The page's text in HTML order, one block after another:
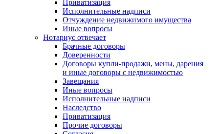
Приватизация
Исполнительные надписи
Отчуждение недвижимого имущества
Иные вопросы
Нотариус отвечает
Брачные договоры
Доверенности
Договоры купли-продажи, мены, дарения
и иные договоры с недвижимостью
Завещания
Иные вопросы
Исполнительные надписи
Наследство
Приватизация
Прочие договоры